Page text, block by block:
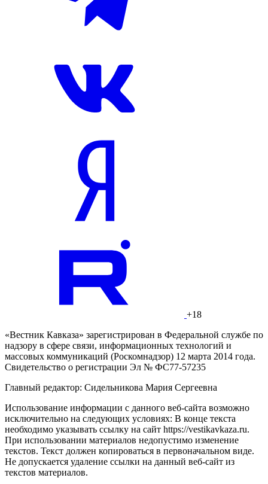
+18
«Вестник Кавказа» зарегистрирован в Федеральной службе по
надзору в сфере связи, информационных технологий и
массовых коммуникаций (Роскомнадзор) 12 марта 2014 года.
Свидетельство о регистрации Эл № ФС77-57235
Главный редактор: Сидельникова Мария Сергеевна
Использование информации с данного веб-сайта возможно
исключительно на следующих условиях: В конце текста
необходимо указывать ссылку на сайт https://vestikavkaza.ru.
При использовании материалов недопустимо изменение
текстов. Текст должен копироваться в первоначальном виде.
Не допускается удаление ссылки на данный веб-сайт из
текстов материалов.